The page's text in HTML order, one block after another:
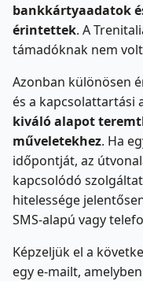
bankkártyaadatok
érintettek. A
támadóknak nem
Azonban különösen
és a kapcsolattartási
kiváló alapot
műveletekhez. Ha
időpontját, az
kapcsolódó
hitelessége
SMS-alapú vagy
Képzeljük el a
egy e-mailt,